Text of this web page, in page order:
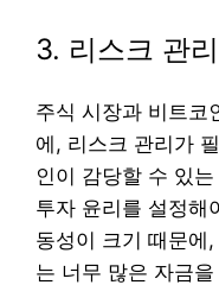
3. 리스크 관
주식 시장과 비트코
에, 리스크 관리가
인이 감당할 수 있
투자 윤리를 설정해
동성이 크기 때문에
는 너무 많은 자금